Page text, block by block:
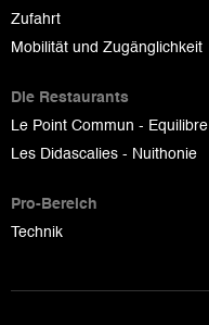
Zufahrt
Mobilität und Zugänglichkeit
Die Restaurants
Le Point Commun - Equilibre
Les Didascalies - Nuithonie
Pro-Bereich
Technik